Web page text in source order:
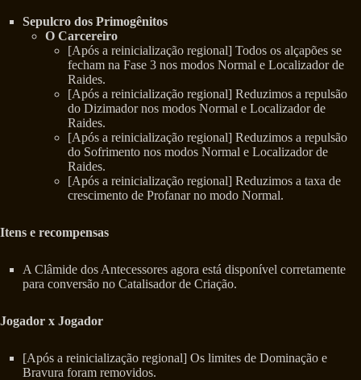
Sepulcro dos Primogênitos
O Carcereiro
[Após a reinicialização regional] Todos os alçapões se
fecham na Fase 3 nos modos Normal e Localizador de
Raides.
[Após a reinicialização regional] Reduzimos a repulsão
do Dizimador nos modos Normal e Localizador de
Raides.
[Após a reinicialização regional] Reduzimos a repulsão
do Sofrimento nos modos Normal e Localizador de
Raides.
[Após a reinicialização regional] Reduzimos a taxa de
crescimento de Profanar no modo Normal.
Itens e recompensas
A Clâmide dos Antecessores agora está disponível corretamente
para conversão no Catalisador de Criação.
Jogador x Jogador
[Após a reinicialização regional] Os limites de Dominação e
Bravura foram removidos.